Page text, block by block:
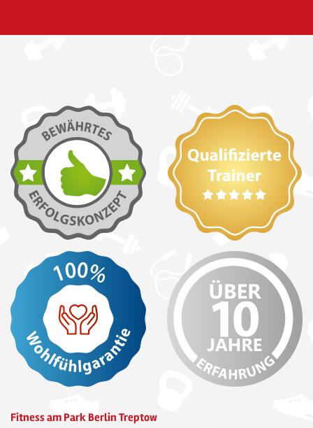
Fitness am Park Berlin Treptow